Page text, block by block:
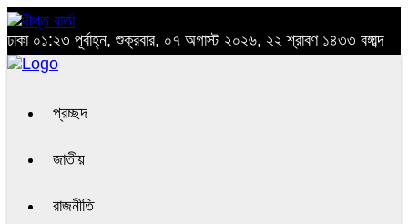
ঢাকা ০১:২৩ পূর্বাহ্ন, শুক্রবার, ০৭ অগাস্ট ২০২৬, ২২ শ্রাবণ ১৪৩৩ বঙ্গাব্দ
প্রচ্ছদ
জাতীয়
রাজনীতি